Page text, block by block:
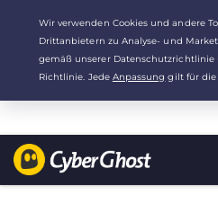
Deine Wahl:Der beste Deal für
/Monat